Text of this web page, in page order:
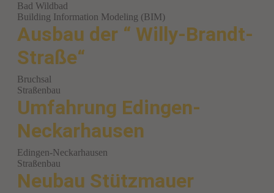
Bad Wildbad
Building Information Modeling (BIM)
Ausbau der “ Willy-Brandt-
Straße“
Bruchsal
Straßenbau
Umfahrung Edingen-
Neckarhausen
Edingen-Neckarhausen
Straßenbau
Neubau Stützmauer